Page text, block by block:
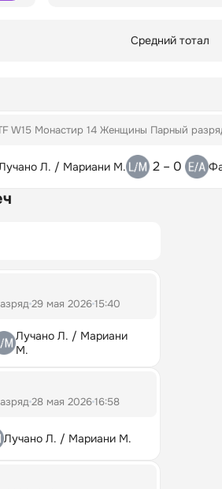
Средний тотал
W15 Монастир 14 Женщины Парный
Л. / Мариани М. 2 – 0
29 мая 202615:40
Лучано Л. / Мариани
М.
28 мая 202616:58
Лучано Л. / Мариани М.